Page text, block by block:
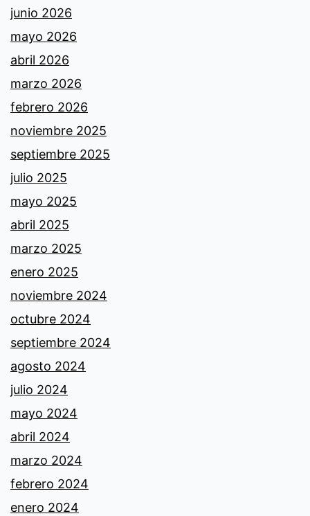
junio 2026
mayo 2026
abril 2026
marzo 2026
febrero 2026
noviembre 2025
septiembre 2025
julio 2025
mayo 2025
abril 2025
marzo 2025
enero 2025
noviembre 2024
octubre 2024
septiembre 2024
agosto 2024
julio 2024
mayo 2024
abril 2024
marzo 2024
febrero 2024
enero 2024